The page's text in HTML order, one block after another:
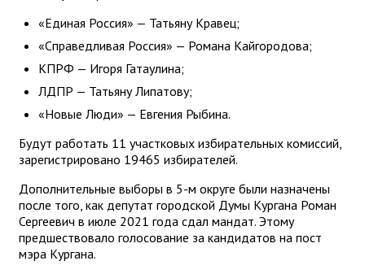
«Единая Россия» — Татьяну Кравец;
«Справедливая Россия» — Романа Кайгородова;
КПРФ — Игоря Гатаулина;
ЛДПР — Татьяну Липатову;
«Новые Люди» — Евгения Рыбина.
Будут работать 11 участковых избирательных комиссий,
зарегистрировано 19465 избирателей.
Дополнительные выборы в 5-м округе были назначены
после того, как депутат городской Думы Кургана Роман
Сергеевич в июле 2021 года сдал мандат. Этому
предшествовало голосование за кандидатов на пост
мэра Кургана.